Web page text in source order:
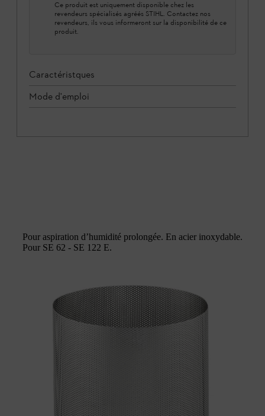
Ce produit est uniquement disponible chez les
revendeurs spécialisés agréés STIHL. Contactez nos
revendeurs, ils vous informeront sur la disponibilité de ce
produit.
Caractéristques
Mode d'emploi
Pour aspiration d’humidité prolongée. En acier inoxydable.
Pour SE 62 - SE 122 E.